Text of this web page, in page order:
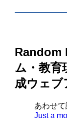
Random
ム・教育
成ウェブ
あわせ
Just a